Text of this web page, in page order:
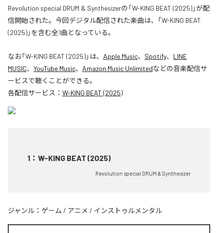
Revolution special DRUM & Synthesizerの「W-KING BEAT (2025)」が配
信開始された。今回デジタル配信された楽曲は、「W-KING BEAT
(2025)」を含む全1曲となっている。
なお「W-KING BEAT (2025)」は、 Apple Music、 Spotify、 LINE
MUSIC、 YouTube Music、 Amazon Music Unlimitedなどの音楽配信サ
ービスで聴くことができる。
各配信サービス： W-KING BEAT (2025)
1 ： W-KING BEAT (2025)
Revolution special DRUM & Synthesizer
ジャンル： ゲーム / アニメ / インストゥルメンタル